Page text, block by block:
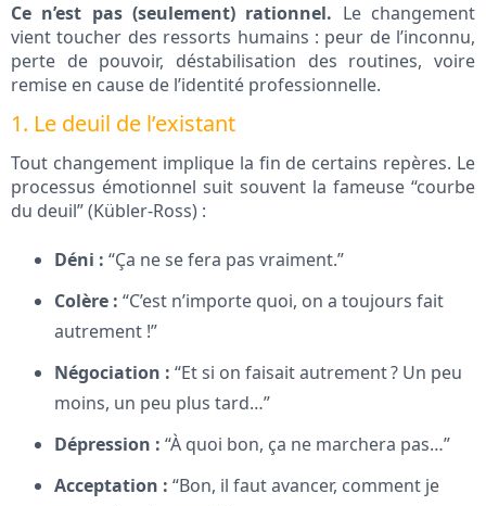
Ce n’est pas (seulement) rationnel. Le changement
vient toucher des ressorts humains : peur de l’inconnu,
perte de pouvoir, déstabilisation des routines, voire
remise en cause de l’identité professionnelle.
1. Le deuil de l’existant
Tout changement implique la fin de certains repères. Le
processus émotionnel suit souvent la fameuse “courbe
du deuil” (Kübler-Ross) :
Déni : “Ça ne se fera pas vraiment.”
Colère : “C’est n’importe quoi, on a toujours fait
autrement !”
Négociation : “Et si on faisait autrement ? Un peu
moins, un peu plus tard…”
Dépression : “À quoi bon, ça ne marchera pas…”
Acceptation : “Bon, il faut avancer, comment je